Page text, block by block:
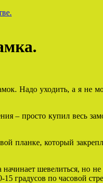
Надо уходить, а я не
– просто купил весь
планке, который
шевелиться, но
градусов по часовой